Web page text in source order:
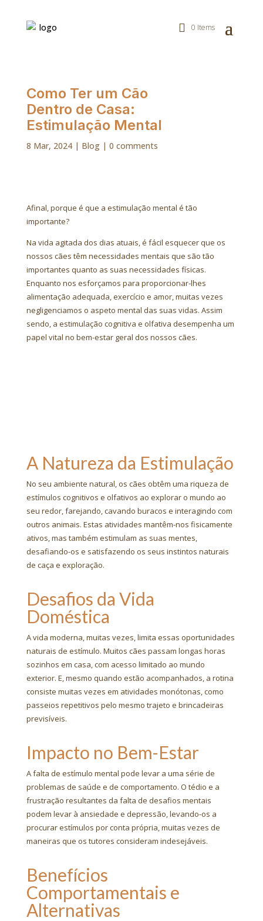
0 Items
Como Ter um Cão
Dentro de Casa:
Estimulação Mental
8 Mar, 2024| Blog| 0 comments
Afinal, porque é que a estimulação mental é tão
importante?
Na vida agitada dos dias atuais, é fácil esquecer que os
nossos cães têm necessidades mentais que são tão
importantes quanto as suas necessidades físicas.
Enquanto nos esforçamos para proporcionar-lhes
alimentação adequada, exercício e amor, muitas vezes
negligenciamos o aspeto mental das suas vidas. Assim
sendo, a estimulação cognitiva e olfativa desempenha um
papel vital no bem-estar geral dos nossos cães.
A Natureza da Estimulação
No seu ambiente natural, os cães obtêm uma riqueza de
estímulos cognitivos e olfativos ao explorar o mundo ao
seu redor, farejando, cavando buracos e interagindo com
outros animais. Estas atividades mantêm-nos fisicamente
ativos, mas também estimulam as suas mentes,
desafiando-os e satisfazendo os seus instintos naturais
de caça e exploração.
Desafios da Vida
Doméstica
A vida moderna, muitas vezes, limita essas oportunidades
naturais de estímulo. Muitos cães passam longas horas
sozinhos em casa, com acesso limitado ao mundo
exterior. E, mesmo quando estão acompanhados, a rotina
consiste muitas vezes em atividades monótonas, como
passeios repetitivos pelo mesmo trajeto e brincadeiras
previsíveis.
Impacto no Bem-Estar
A falta de estímulo mental pode levar a uma série de
problemas de saúde e de comportamento. O tédio e a
frustração resultantes da falta de desafios mentais
podem levar à ansiedade e depressão, levando-os a
procurar estímulos por conta própria, muitas vezes de
maneiras que os tutores consideram indesejáveis.
Benefícios
Comportamentais e
Alternativas